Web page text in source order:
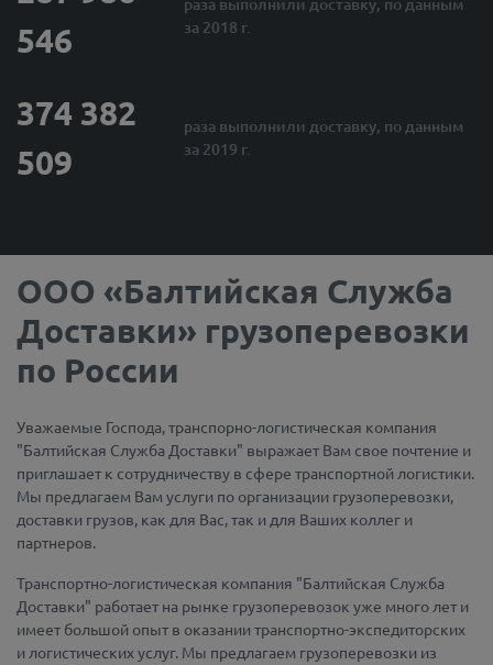
546
за 2018 г.
374 382
509
раза выполнили доставку, по данным
за 2019 г.
ООО «Балтийская Служба
Доставки» грузоперевозки
по России
Уважаемые Господа, транспорно-логистическая компания
"Балтийская Служба Доставки" выражает Вам свое почтение и
приглашает к сотрудничеству в сфере транспортной логистики.
Мы предлагаем Вам услуги по организации грузоперевозки,
доставки грузов, как для Вас, так и для Ваших коллег и
партнеров.
Транспортно-логистическая компания "Балтийская Служба
Доставки" работает на рынке грузоперевозок уже много лет и
имеет большой опыт в оказании транспортно-экспедиторских
и логистических услуг. Мы предлагаем грузоперевозки из